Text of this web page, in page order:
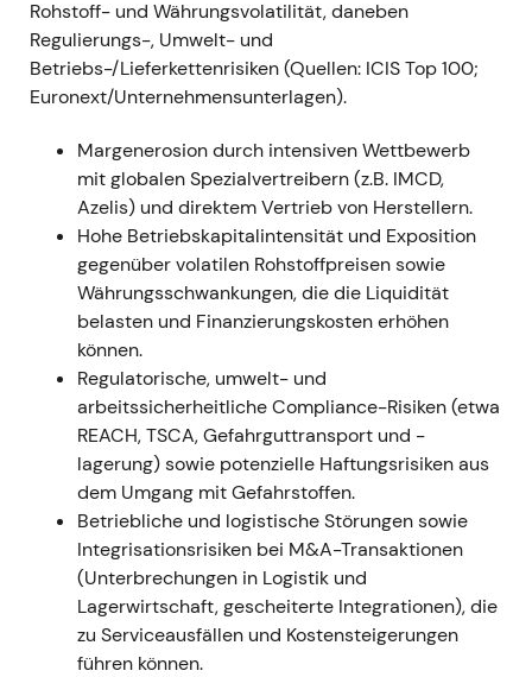
Kurzfristiger Ausbruch und Fortsetzung des
Aufwärtstrends aus 2021/früh 2022, da die
Fundamentaldaten positiv überraschten[11].
Geschäftsjahr 2022 (berichtet März 2023)
- Rekord-Geschäftsjahr 2022: Umsatz ca. 19,43 Mrd.
EUR; operativer Bruttogewinn ca. 4,319 Mrd. EUR;
operatives EBITDA ca. 1,809 Mrd. EUR; EPS 5,74 EUR.
Das Management stellte die „Strategy to Win" vor,
meldete Project Brenntag als ahead of plan
abgeschlossen (zusätzliches wiederkehrendes
operatives EBITDA ca. 249 Mio. EUR gegenüber der
Baseline 2019), schlug eine Dividendenerhöhung vor
und kündigte das erste Aktienrückkaufprogramm in
der Unternehmensgeschichte mit einem Volumen
von bis zu 750 Mio. EUR an [9] [12]. - Die
Wahrnehmung wandelte sich vom zyklischen
Profiteur zur validierten Transformations- und
Aktionärswert-Story — starke Cashgenerierung
kombiniert mit expliziten Rückkauf- und
Dividendensignalen verschob das Bild in Richtung
Rohstoff- und Währungsvolatilität, daneben
Regulierungs-, Umwelt- und
Betriebs-/Lieferkettenrisiken (Quellen: ICIS Top 100;
Euronext/Unternehmensunterlagen).
Margenerosion durch intensiven Wettbewerb
mit globalen Spezialvertreibern (z.B. IMCD,
Azelis) und direktem Vertrieb von Herstellern.
Hohe Betriebskapitalintensität und Exposition
gegenüber volatilen Rohstoffpreisen sowie
Währungsschwankungen, die die Liquidität
belasten und Finanzierungskosten erhöhen
können.
Regulatorische, umwelt- und
arbeitssicherheitliche Compliance-Risiken (etwa
REACH, TSCA, Gefahrguttransport und -
lagerung) sowie potenzielle Haftungsrisiken aus
dem Umgang mit Gefahrstoffen.
Betriebliche und logistische Störungen sowie
Integrisationsrisiken bei M&A-Transaktionen
(Unterbrechungen in Logistik und
Lagerwirtschaft, gescheiterte Integrationen), die
zu Serviceausfällen und Kostensteigerungen
führen können.